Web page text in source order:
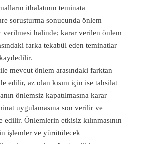
ithalatının teminata
soruşturma sonucunda önlem
verilmesi halinde; karar verilen önlem
farka tekabül eden teminatlar
mevcut önlem arasındaki farktan
edilir, az olan kısım için ise tahsilat
önlemsiz kapatılmasına karar
uygulamasına son verilir ve
edilir. Önlemlerin etkisiz kılınmasının
işlemler ve yürütülecek